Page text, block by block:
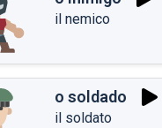
il nemico
o soldado
il soldato